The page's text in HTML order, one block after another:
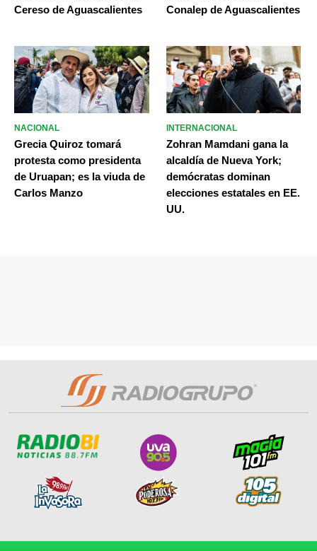
Cereso de Aguascalientes
Conalep de Aguascalientes
NACIONAL
Grecia Quiroz tomará
protesta como presidenta
de Uruapan; es la viuda de
Carlos Manzo
INTERNACIONAL
Zohran Mamdani gana la
alcaldía de Nueva York;
demócratas dominan
elecciones estatales en EE.
UU.